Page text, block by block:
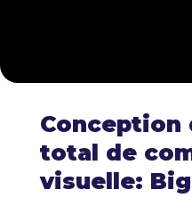
Conception
total de
visuelle: